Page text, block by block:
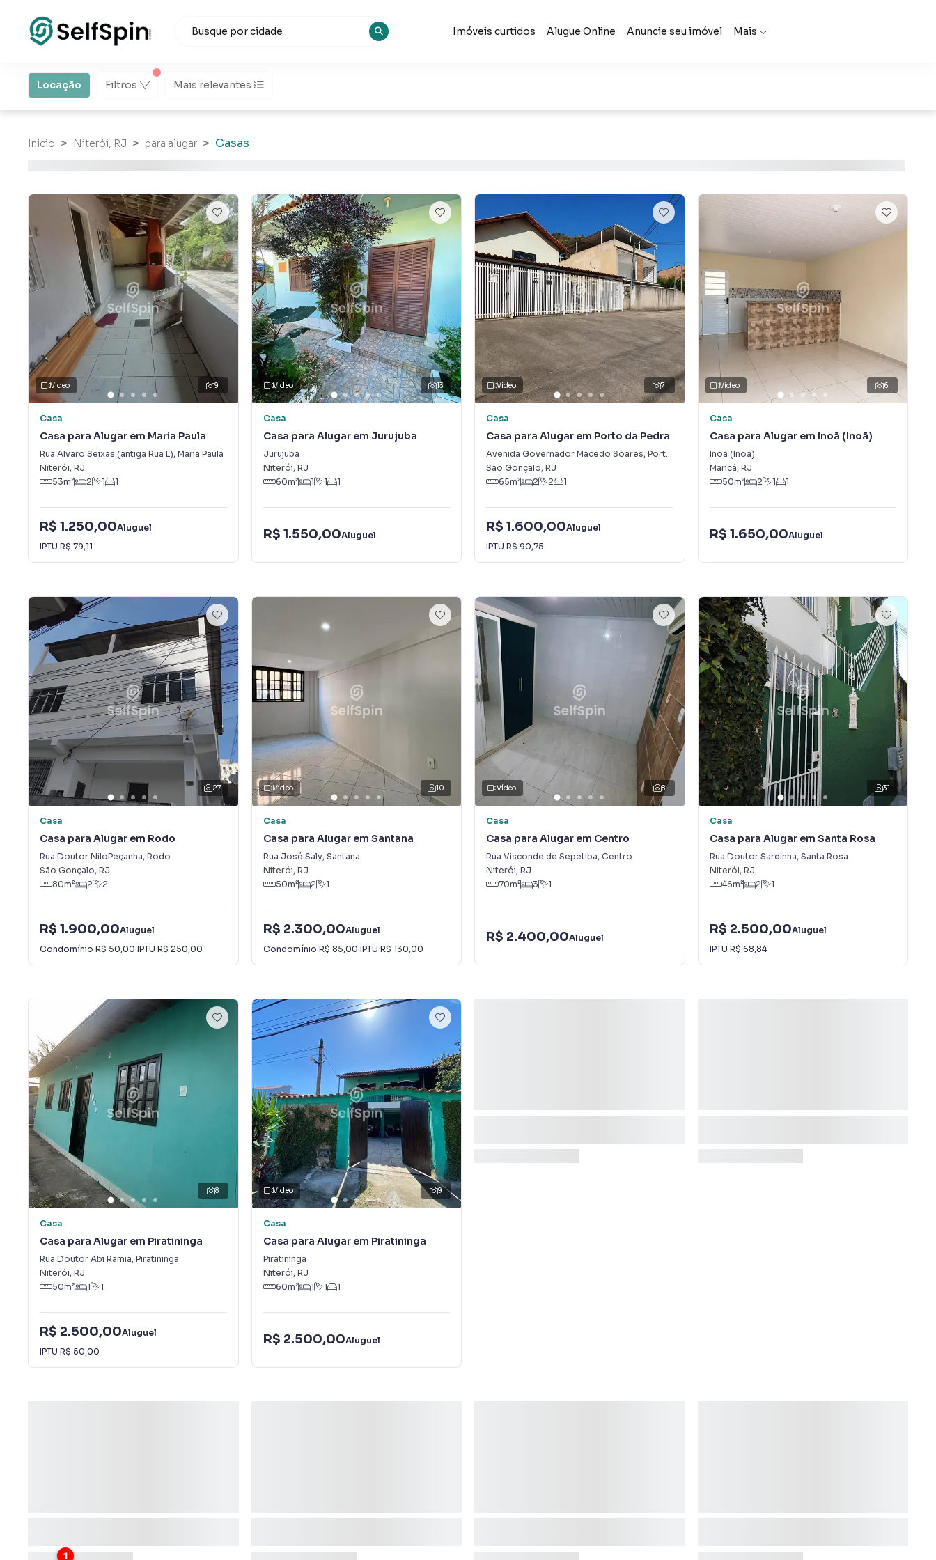
Imóveis curtidos Alugue Online Anuncie seu imóvel Mais
Locação Filtros Mais relevantes
Início Niterói, RJ para alugar Casas
9
Vídeo
Casa
Casa para Alugar em Maria Paula
Rua Alvaro Seixas (antiga Rua L), Maria Paula
Niterói, RJ
53m² 2 1 1
R$ 1.250,00Aluguel
IPTU R$ 79,11
13
Vídeo
Casa
Casa para Alugar em Jurujuba
Jurujuba
Niterói, RJ
60m² 1 1 1
R$ 1.550,00Aluguel
7
Vídeo
Casa
Casa para Alugar em Porto da Pedra
Avenida Governador Macedo Soares, Porto da Pedra
São Gonçalo, RJ
65m² 2 2 1
R$ 1.600,00Aluguel
IPTU R$ 90,75
6
Vídeo
Casa
Casa para Alugar em Inoã (Inoã)
Inoã (Inoã)
Maricá, RJ
50m² 2 1 1
R$ 1.650,00Aluguel
27
Casa
Casa para Alugar em Rodo
Rua Doutor NiloPeçanha, Rodo
São Gonçalo, RJ
80m² 2 2
R$ 1.900,00Aluguel
Condomínio R$ 50,00·IPTU R$ 250,00
10
Vídeo
Casa
Casa para Alugar em Santana
Rua José Saly, Santana
Niterói, RJ
50m² 2 1
R$ 2.300,00Aluguel
Condomínio R$ 85,00·IPTU R$ 130,00
8
Vídeo
Casa
Casa para Alugar em Centro
Rua Visconde de Sepetiba, Centro
Niterói, RJ
70m² 3 1
R$ 2.400,00Aluguel
31
Casa
Casa para Alugar em Santa Rosa
Rua Doutor Sardinha, Santa Rosa
Niterói, RJ
46m² 2 1
R$ 2.500,00Aluguel
IPTU R$ 68,84
8
Casa
Casa para Alugar em Piratininga
Rua Doutor Abi Ramia, Piratininga
Niterói, RJ
50m² 1 1
R$ 2.500,00Aluguel
IPTU R$ 50,00
9
Vídeo
Casa
Casa para Alugar em Piratininga
Piratininga
Niterói, RJ
60m² 1 1 1
R$ 2.500,00Aluguel